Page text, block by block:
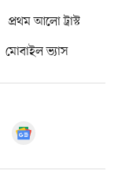
প্রথম আলো ট্রাস্ট
মোবাইল ভ্যাস